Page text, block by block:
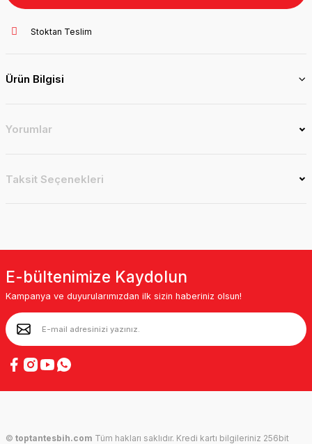
Stoktan Teslim
Ürün Bilgisi
Yorumlar
Taksit Seçenekleri
E-bültenimize Kaydolun
Kampanya ve duyurularımızdan ilk sizin haberiniz olsun!
© toptantesbih.com Tüm hakları saklıdır. Kredi kartı bilgileriniz 256bit